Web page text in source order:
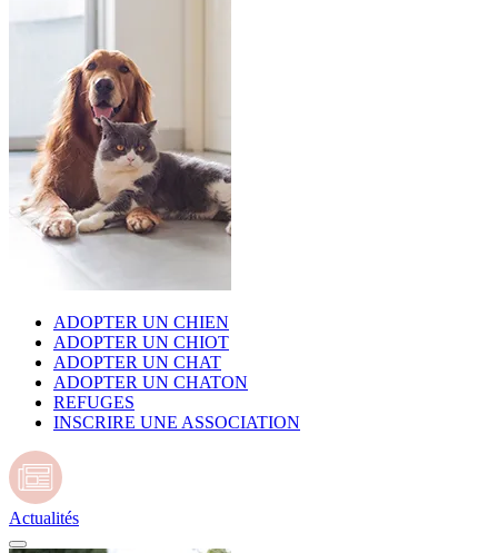
ADOPTER UN CHIEN
ADOPTER UN CHIOT
ADOPTER UN CHAT
ADOPTER UN CHATON
REFUGES
INSCRIRE UNE ASSOCIATION
Actualités